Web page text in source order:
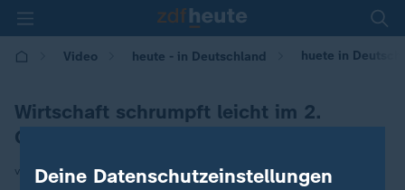
Video heute - in Deutschland huete in
Wirtschaft schrumpft leicht im 2.
Quartal
von Ralph Goldmann
Deine Datenschutzeinstellungen